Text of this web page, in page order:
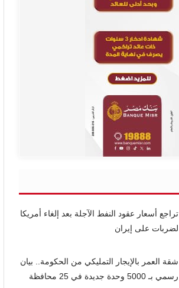
تراجع أسعار عقود النفط الآجلة بعد إلغاء أمريكا
لضربات على إيران
شقة العمر بالإيجار التمليكي من الحكومة.. بيان
رسمي بـ 5000 وحدة جديدة في 25 محافظة